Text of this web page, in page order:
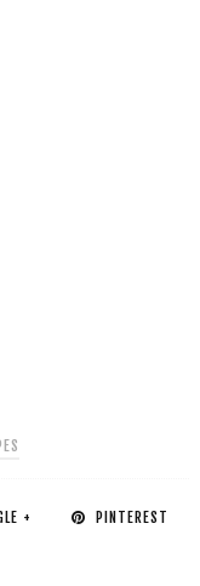
+ PINTEREST